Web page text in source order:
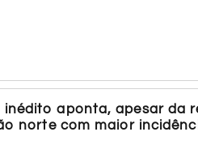
inédito aponta, apesar da
norte com maior